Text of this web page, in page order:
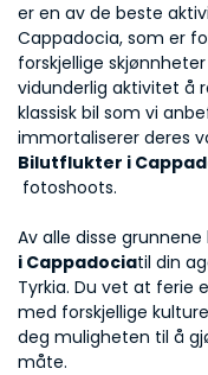
er en av de beste
Cappadocia, som er
forskjellige
vidunderlig aktivitet å
klassisk bil som vi
immortaliserer deres
Bilutflukter i
fotoshoots.
Av alle disse
i Cappadociatil din
Tyrkia. Du vet at ferie
med forskjellige
deg muligheten til å
måte.